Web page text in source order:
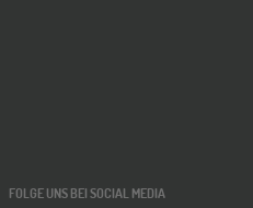
FOLGE UNS BEI SOCIAL MEDIA